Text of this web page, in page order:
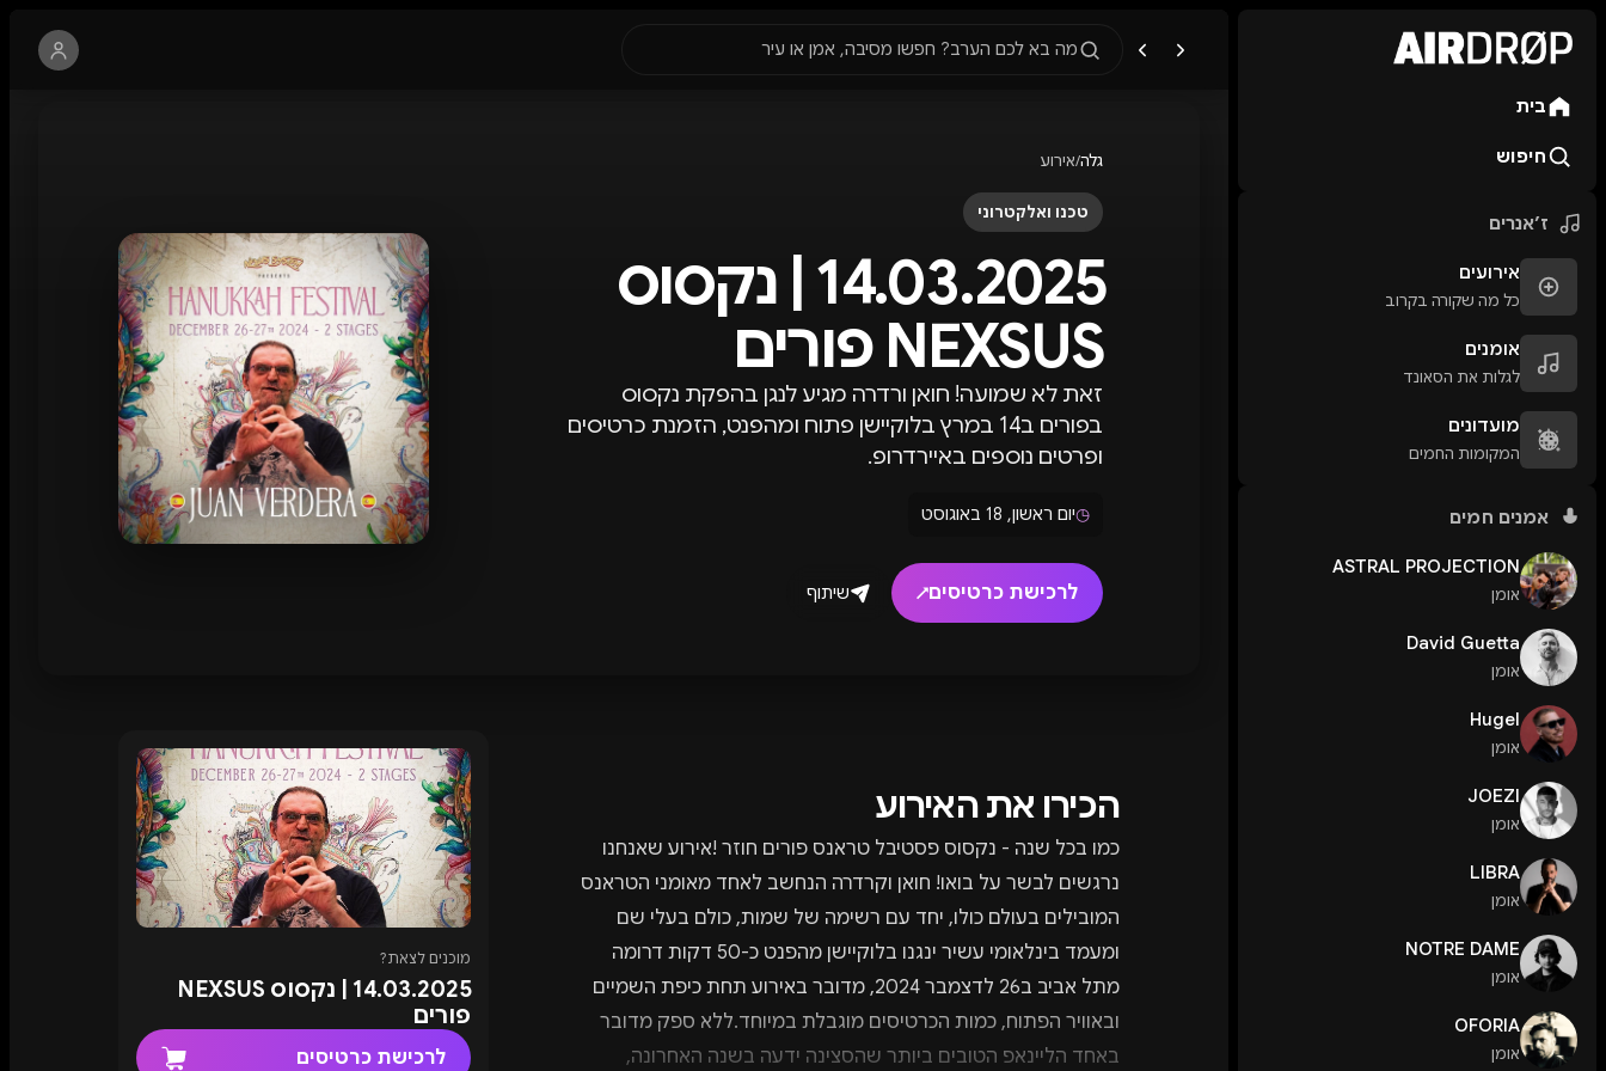
בית
חיפוש
ז׳אנרים
אירועים
כל מה שקורה בקרוב
אומנים
לגלות את הסאונד
מועדונים
המקומות החמים
אמנים חמים
ASTRAL PROJECTION
אומן
David Guetta
אומן
Hugel
אומן
JOEZI
אומן
LIBRA
אומן
NOTRE DAME
אומן
OFORIA
אומן
מה בא לכם הערב? חפשו מסיבה, אמן או עיר
גלה/אירוע
טכנו ואלקטרוני
14.03.2025 | נקסוס
NEXSUS פורים
זאת לא שמועה! חואן ורדרה מגיע לנגן בהפקת נקסוס
בפורים ב14 במרץ בלוקיישן פתוח ומהפנט, הזמנת כרטיסים
ופרטים נוספים באיירדרופ.
◷יום ראשון, 18 באוגוסט
לרכישת כרטיסים↗ שיתוף
הכירו את האירוע
כמו בכל שנה - נקסוס פסטיבל טראנס פורים חוזר !אירוע שאנחנו
נרגשים לבשר על בואו! חואן וקרדרה הנחשב לאחד מאומני הטראנס
המובילים בעולם כולו, יחד עם רשימה של שמות, כולם בעלי שם
ומעמד בינלאומי עשיר ינגנו בלוקיישן מהפנט כ-50 דקות דרומה
מתל אביב ב26 לדצמבר 2024, מדובר באירוע תחת כיפת השמיים
ובאוויר הפתוח, כמות הכרטיסים מוגבלת במיוחד.ללא ספק מדובר
באחד הליינאפ הטובים ביותר שהסצינה ידעה בשנה האחרונה,
מוכנים לצאת?
14.03.2025 | נקסוס NEXSUS
פורים
לרכישת כרטיסים
🎶מועדונים